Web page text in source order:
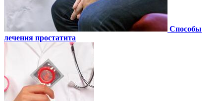
Способы
лечения простатита